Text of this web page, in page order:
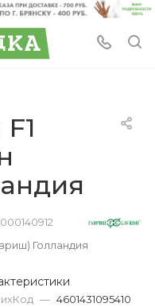
Голландия
— 4601431095410